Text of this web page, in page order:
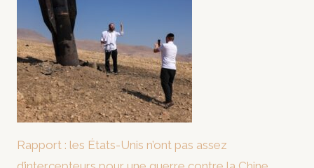
Rapport : les États-Unis n’ont pas assez